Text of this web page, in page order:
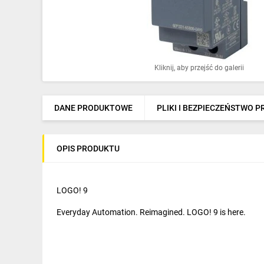
Ogrzewanie
Elektronarzędzia i mierniki
Kliknij, aby przejść do galerii
DANE PRODUKTOWE PLIKI I BEZPIECZEŃSTWO
OPIS PRODUKTU
LOGO! 9
Everyday Automation. Reimagined. LOGO! 9 is here.